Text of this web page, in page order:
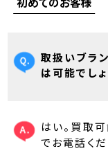
取扱いブラ
は可能でしょ
はい。買取
でお電話くだ